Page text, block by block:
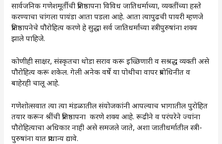
सार्वजनिक गणेशमूर्तीची प्रतिष्ठापना विविध जातिधर्माच्या, व्यक्तींच्या हस्ते
करण्याचा चांगला पायंडा आता पडला आहे. आता त्यापुढची पायरी म्हणजे
प्रतिष्ठापनेचे पौरोहित्य करणे हे सुद्धा सर्व जातिधर्मांच्या स्त्रीपुरुषांना शक्य
झाले पाहिजे.
कोणीही साक्षर, संस्कृतचा थोडा सराव करू इच्छिणारी व सश्रद्ध व्यक्ती असे
पौरोहित्य करू शकेल. गेली अनेक वर्षे या पोथीचा वापर प्रबोधिनीत व
बाहेरही चालू आहे.
गणेशोत्सवात त्या त्या मंडळातील संयोजकांनी आपल्याच भागातील पुरोहित
तयार करून श्रींची प्रतिष्ठापना करणे शक्य आहे. रूढीने व परंपरेने ज्यांना
पौरोहित्याचा अधिकार नाही असे समजले जाते, अशा जातीधर्मातील स्त्री-
पुरुषांना यात प्राधान्य द्यावे.